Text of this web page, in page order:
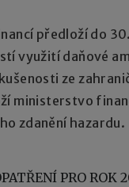
předloží do
využití daňové
ze
ministerstvo
zdanění hazardu.
PRO ROK